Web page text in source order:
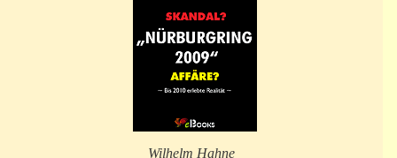
Wilhelm Hahne